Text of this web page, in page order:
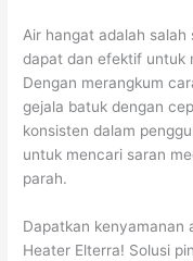
Air hangat adalah
dapat dan efektif untuk
Dengan merangkum
gejala batuk dengan
konsisten dalam
untuk mencari saran
parah.
Dapatkan kenyamanan
Heater Elterra! Solusi